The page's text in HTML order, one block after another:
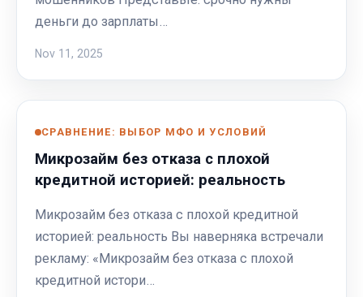
деньги до зарплаты…
Nov 11, 2025
СРАВНЕНИЕ: ВЫБОР МФО И УСЛОВИЙ
Микрозайм без отказа с плохой
кредитной историей: реальность
Микрозайм без отказа с плохой кредитной
историей: реальность Вы наверняка встречали
рекламу: «Микрозайм без отказа с плохой
кредитной истори…